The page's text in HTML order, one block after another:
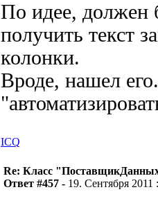
По идее, должен
получить текст
колонки.
Вроде, нашел
ICQ
Re: Класс
Ответ #457 - 19. Сентября 2011